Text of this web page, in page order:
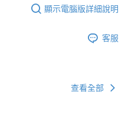
顯示電腦版詳細說明
客服
查看全部